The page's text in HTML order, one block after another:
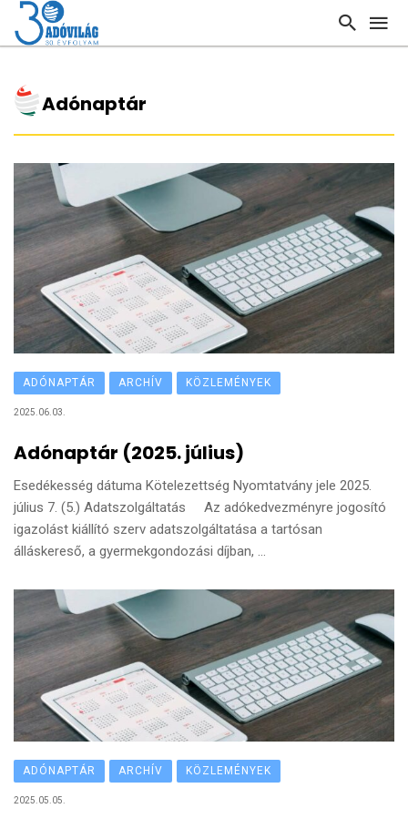
Adónaptár
ADÓNAPTÁR ARCHÍV KÖZLEMÉNYEK
2025.06.03.
Adónaptár (2025. július)
Esedékesség dátuma Kötelezettség Nyomtatvány jele 2025.
július 7. (5.) Adatszolgáltatás Az adókedvezményre jogosító
igazolást kiállító szerv adatszolgáltatása a tartósan
álláskereső, a gyermekgondozási díjban, ...
ADÓNAPTÁR ARCHÍV KÖZLEMÉNYEK
2025.05.05.